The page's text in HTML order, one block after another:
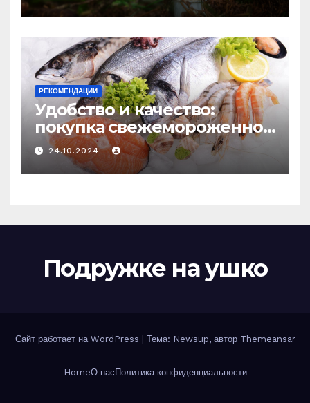
РЕКОМЕНДАЦИИ
Удобство и качество:
покупка свежемороженной
рыбы онлайн
24.10.2024
Подружке на ушко
Сайт работает на WordPress Тема: Newsup, автор Themeansar
HomeО нас Политика конфиденциальности